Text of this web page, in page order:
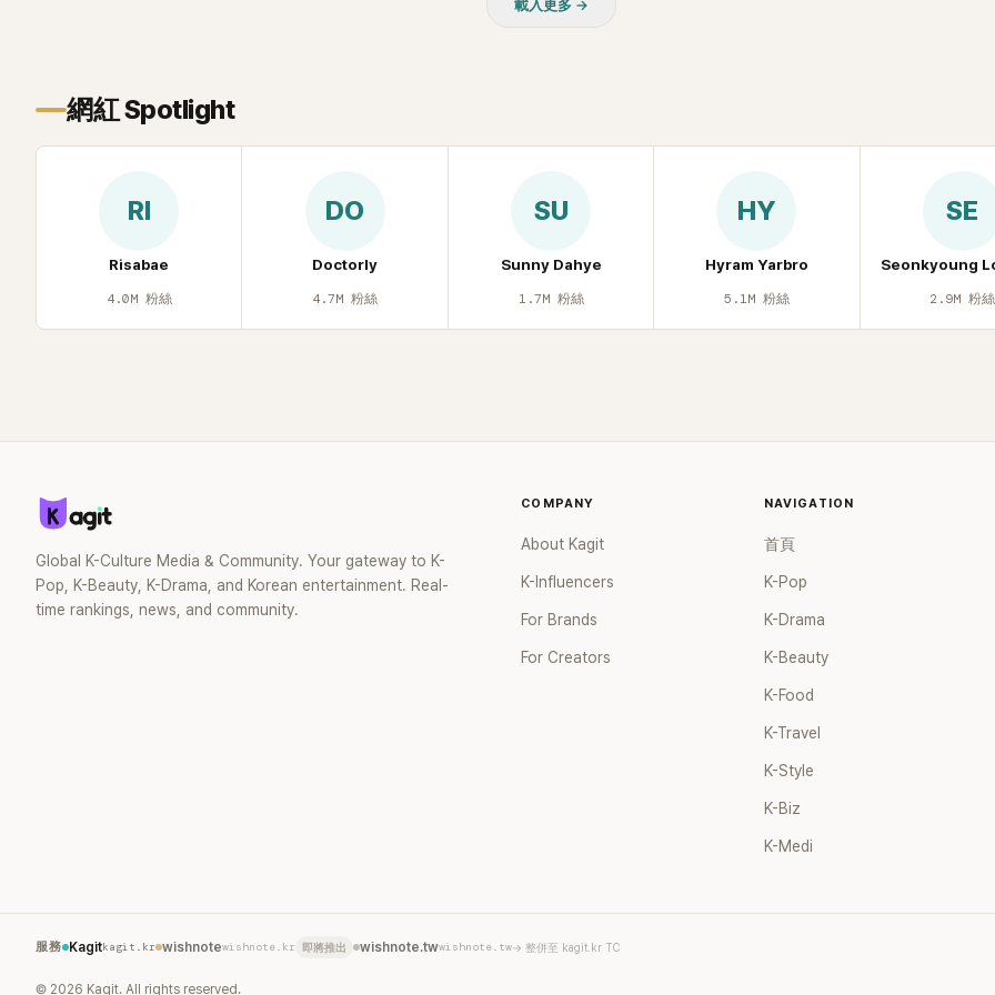
去」的直率性格。其實她過去也曾
的事件。 回顧李智惠的演藝路，她
道，該團在 2000 年代初期紅極一
炫、Chris Kim 兩位男成員組成。不
爆出長達四年的團內霸凌風波，甚
婚後育有兩個女兒，一家四口生活
營的 YouTube 頻道也即將突破百
近年內容深受網友喜愛，再度迎來
載入更多 →
網紅 Spotlight
RI
Risabae
4.0M 粉絲
DO
Doctorly
4.7M 粉絲
SU
Sunny Dahye
1.7M 粉絲
HY
Hyram Yarbro
5.1M 粉絲
SE
Seonkyoung
2.9M 粉絲
Global K-Culture Media & Community. Your gateway to K-
Pop, K-Beauty, K-Drama, and Korean entertainment. Real-
time rankings, news, and community.
COMPANY
About Kagit
K-Influencers
For Brands
For Creators
NAVIGATION
首頁
K-Pop
K-Drama
K-Beauty
K-Food
K-Travel
K-Style
K-Biz
K-Medi
服務 Kagitkagit.kr wishnotewishnote.kr 即將推出 wishnote.twwishnote.tw→ 整併至 kagit.kr TC
© 2026 Kagit. All rights reserved.